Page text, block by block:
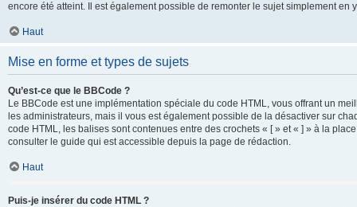
encore été atteint. Il est également possible de remonter le sujet simplement
Haut
Mise en forme et types de sujets
Qu’est-ce que le BBCode ?
Le BBCode est une implémentation spéciale du code HTML, vous offrant un
les administrateurs, mais il vous est également possible de la désactiver sur
code HTML, les balises sont contenues entre des crochets « [ » et « ] » à la
consulter le guide qui est accessible depuis la page de rédaction.
Haut
Puis-je insérer du code HTML ?